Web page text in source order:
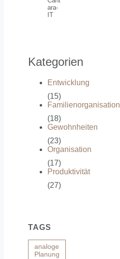
ara-
IT
Kategorien
Entwicklung
(15)
Familienorganisation
(18)
Gewohnheiten
(23)
Organisation
(17)
Produktivität
(27)
TAGS
analoge
Planung